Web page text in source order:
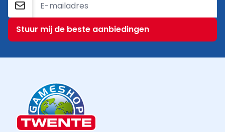
E-mailadres
Stuur mij de beste aanbiedingen